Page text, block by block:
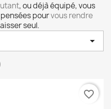
, ou déjà équipé, vous
pourvous rendre
seul.

favorite_border